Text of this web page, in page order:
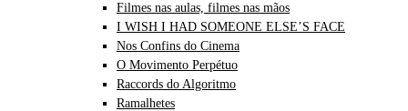
Filmes nas aulas, filmes nas mãos
I WISH I HAD SOMEONE ELSE’S FACE
Nos Confins do Cinema
O Movimento Perpétuo
Raccords do Algoritmo
Ramalhetes